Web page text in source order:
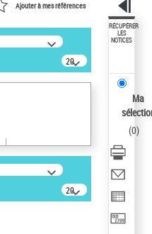
Ajouter à mes références
20
résultats/page
20
résultats/page
RÉCUPÉRER
LES
NOTICES
Ma
(0)